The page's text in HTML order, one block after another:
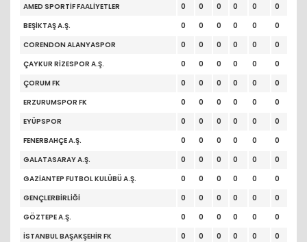
AMED SPORTİF FAALİYETLER
0 0 0 0 0
0
BEŞİKTAŞ A.Ş.
0 0 0 0 0
0
CORENDON ALANYASPOR
0 0 0 0 0
0
ÇAYKUR RİZESPOR A.Ş.
0 0 0 0 0
0
ÇORUM FK
0 0 0 0 0
0
ERZURUMSPOR FK
0 0 0 0 0
0
EYÜPSPOR
0 0 0 0 0
0
FENERBAHÇE A.Ş.
0 0 0 0 0
0
GALATASARAY A.Ş.
0 0 0 0 0
0
GAZİANTEP FUTBOL KULÜBÜ A.Ş.
0 0 0 0 0
0
GENÇLERBİRLİĞİ
0 0 0 0 0
0
GÖZTEPE A.Ş.
0 0 0 0 0
0
İSTANBUL BAŞAKŞEHİR FK
0 0 0 0 0
0